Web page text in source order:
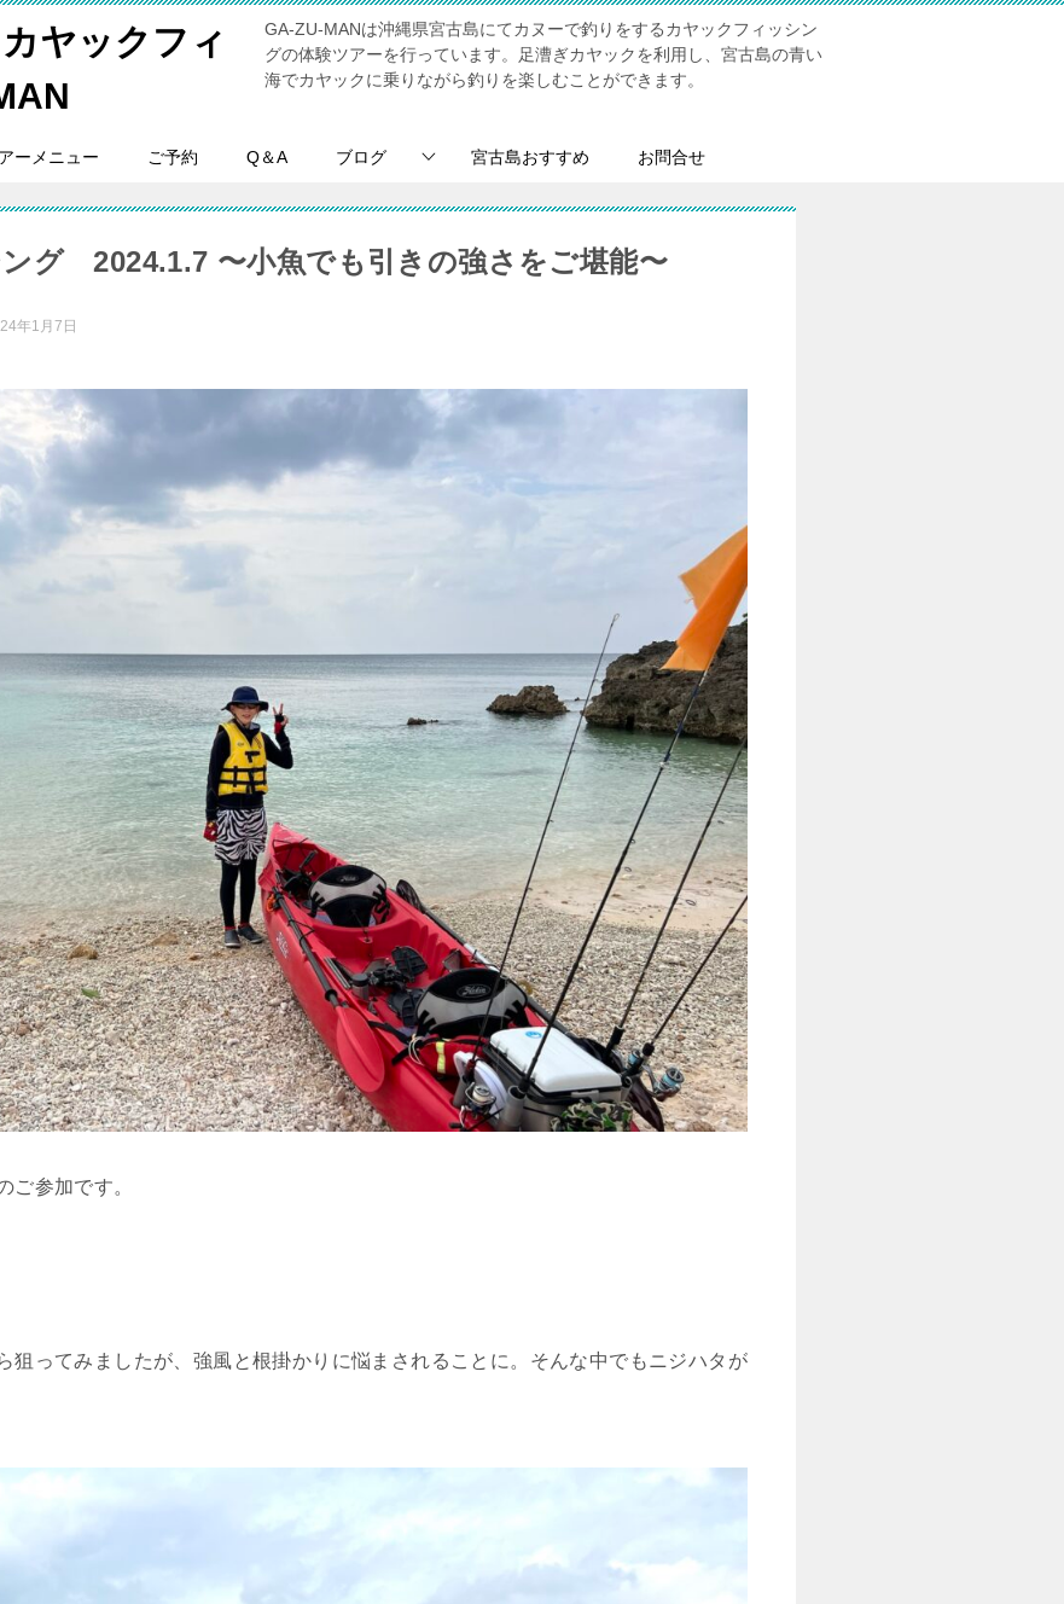
ヤックフィ
GA-ZU-MANは沖縄県宮古島にてカヌーで釣りをするカヤックフィッシン
グの体験ツアーを行っています。足漕ぎカヤックを利用し、宮古島の青い
海でカヤックに乗りながら釣りを楽しむことができます。
ーメニュー ご予約 Q＆A ブログ 宮古島おすすめ お問合せ
グ 2024.1.7 〜小魚でも引きの強さをご堪能〜
年1月7日
ご参加です。
狙ってみましたが、強風と根掛かりに悩まされることに。そんな中でもニジハタが